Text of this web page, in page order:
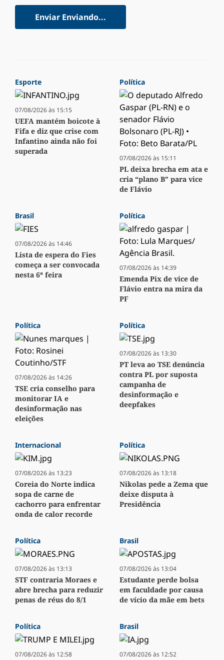
Enviar Enviando...
Esporte
07/08/2026 às 15:15
UEFA mantém boicote à
Fifa e diz que crise com
Infantino ainda não foi
superada
Política
07/08/2026 às 15:11
PL deixa brecha em ata e
cria “plano B” para vice
de Flávio
Brasil
07/08/2026 às 14:46
Lista de espera do Fies
começa a ser convocada
nesta 6ª feira
Política
07/08/2026 às 14:39
Emenda Pix de vice de
Flávio entra na mira da
PF
Política
07/08/2026 às 14:26
TSE cria conselho para
monitorar IA e
desinformação nas
eleições
Política
07/08/2026 às 13:30
PT leva ao TSE denúncia
contra PL por suposta
campanha de
desinformação e
deepfakes
Internacional
07/08/2026 às 13:23
Coreia do Norte indica
sopa de carne de
cachorro para enfrentar
onda de calor recorde
Política
07/08/2026 às 13:18
Nikolas pede a Zema que
deixe disputa à
Presidência
Política
07/08/2026 às 13:13
STF contraria Moraes e
abre brecha para reduzir
penas de réus do 8/1
Brasil
07/08/2026 às 13:04
Estudante perde bolsa
em faculdade por causa
de vício da mãe em bets
Política
07/08/2026 às 12:58
Brasil
07/08/2026 às 12:52